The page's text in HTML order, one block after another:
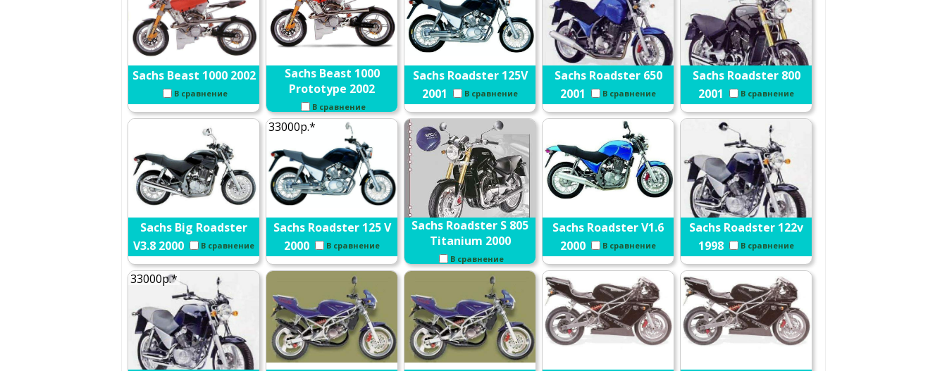
Sachs Beast 1000 2002
В сравнение
Sachs Beast 1000
Prototype 2002
В сравнение
Sachs Roadster 125V
2001
В сравнение
Sachs Roadster 650
2001
В сравнение
Sachs Roadster 800
2001
В сравнение
Sachs Big Roadster
V3.8 2000
В сравнение
33000р.*
Sachs Roadster 125 V
2000
В сравнение
Sachs Roadster S 805
Titanium 2000
В сравнение
Sachs Roadster V1.6
2000
В сравнение
Sachs Roadster 122v
1998
В сравнение
33000р.*